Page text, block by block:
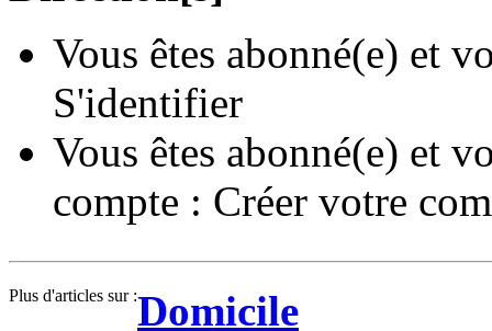
Vous êtes abonné(e) et
S'identifier
Vous êtes abonné(e) et
compte : Créer votre
Plus d'articles sur :Domicile